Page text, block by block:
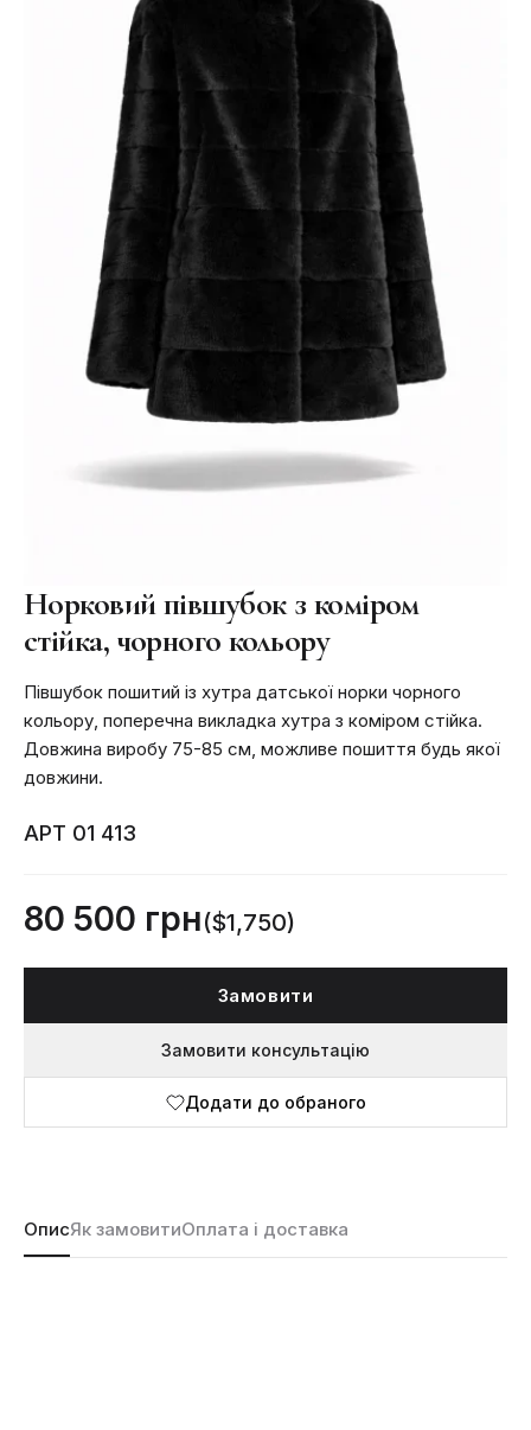
Норковий півшубок з коміром
стійка, чорного кольору
Півшубок пошитий із хутра датської норки чорного
кольору, поперечна викладка хутра з коміром стійка.
Довжина виробу 75-85 см, можливе пошиття будь якої
довжини.
АРТ 01 413
80 500 грн($1,750)
Замовити
Замовити консультацію
Додати до обраного
ОписЯк замовитиОплата і доставка